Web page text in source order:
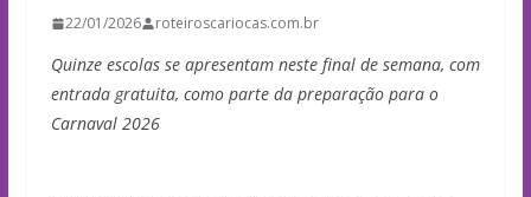
22/01/2026 roteiroscariocas.com.br
Quinze escolas se apresentam neste final de semana, com
entrada gratuita, como parte da preparação para o
Carnaval 2026